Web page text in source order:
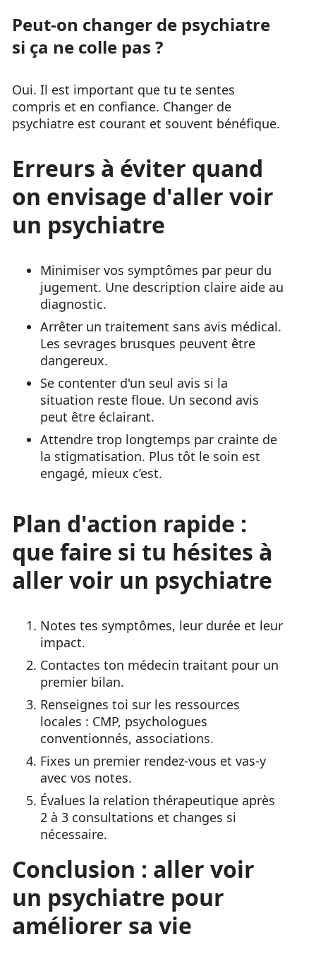
Peut-on changer de psychiatre
si ça ne colle pas ?
Oui. Il est important que tu te sentes
compris et en confiance. Changer de
psychiatre est courant et souvent bénéfique.
Erreurs à éviter quand
on envisage d'aller voir
un psychiatre
Minimiser vos symptômes par peur du
jugement. Une description claire aide au
diagnostic.
Arrêter un traitement sans avis médical.
Les sevrages brusques peuvent être
dangereux.
Se contenter d'un seul avis si la
situation reste floue. Un second avis
peut être éclairant.
Attendre trop longtemps par crainte de
la stigmatisation. Plus tôt le soin est
engagé, mieux c’est.
Plan d'action rapide :
que faire si tu hésites à
aller voir un psychiatre
Notes tes symptômes, leur durée et leur
impact.
Contactes ton médecin traitant pour un
premier bilan.
Renseignes toi sur les ressources
locales : CMP, psychologues
conventionnés, associations.
Fixes un premier rendez-vous et vas-y
avec vos notes.
Évalues la relation thérapeutique après
2 à 3 consultations et changes si
nécessaire.
Conclusion : aller voir
un psychiatre pour
améliorer sa vie